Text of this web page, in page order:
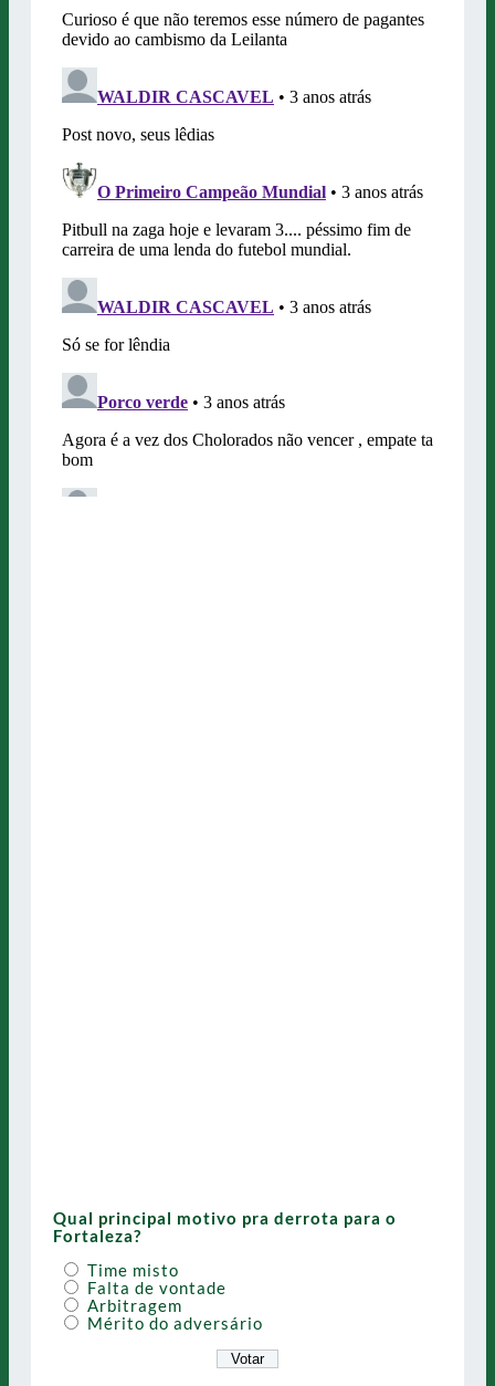
Qual principal motivo pra derrota para o
Fortaleza?
Time misto
Falta de vontade
Arbitragem
Mérito do adversário